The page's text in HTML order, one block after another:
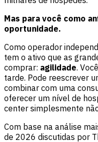
Mas para você como
oportunidade.
Como operador
tem o ativo que as
comprar: agilidade.
tarde. Pode reescrever
combinar com uma
oferecer um nível de
center simplesmente
Com base na análise
de 2026 discutidas por